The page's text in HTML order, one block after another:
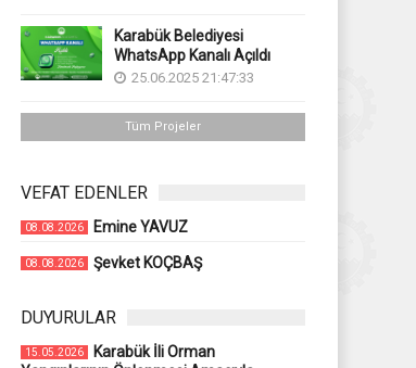
Karabük Belediyesi
WhatsApp Kanalı Açıldı
25.06.2025 21:47:33
Tüm Projeler
VEFAT EDENLER
08.08.2026 Emine YAVUZ
08.08.2026 Şevket KOÇBAŞ
DUYURULAR
15.05.2026
Karabük İli Orman